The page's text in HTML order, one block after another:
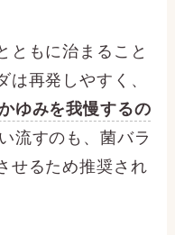
ともに治まること
は再発しやすく、
ゆみを我慢するの
流すのも、菌バラ
せるため推奨され